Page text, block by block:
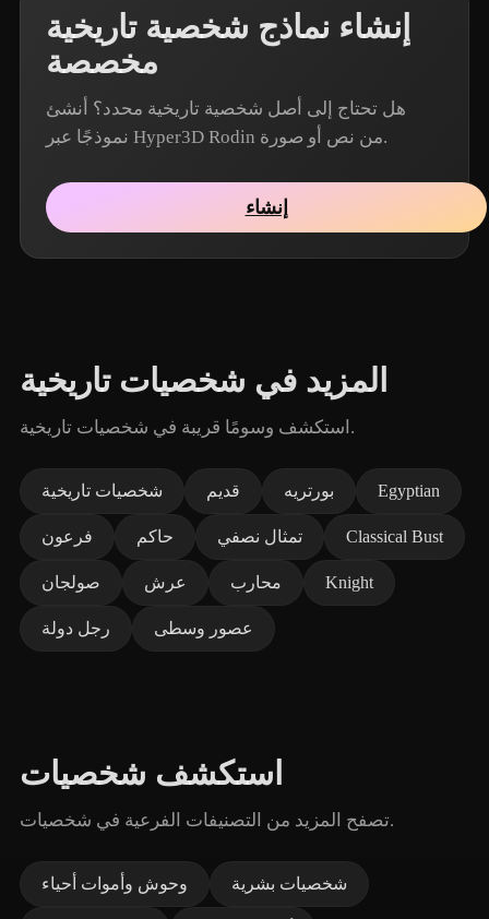
إنشاء نماذج شخصية تاريخية
مخصصة
هل تحتاج إلى أصل شخصية تاريخية محدد؟ أنشئ
نموذجًا عبر Hyper3D Rodin من نص أو صورة.
إنشاء
المزيد في شخصيات تاريخية
استكشف وسومًا قريبة في شخصيات تاريخية.
شخصيات تاريخية قديم بورتريه Egyptian
فرعون حاكم تمثال نصفي Classical Bust
صولجان عرش محارب Knight
رجل دولة عصور وسطى
استكشف شخصيات
تصفح المزيد من التصنيفات الفرعية في شخصيات.
وحوش وأموات أحياء شخصيات بشرية